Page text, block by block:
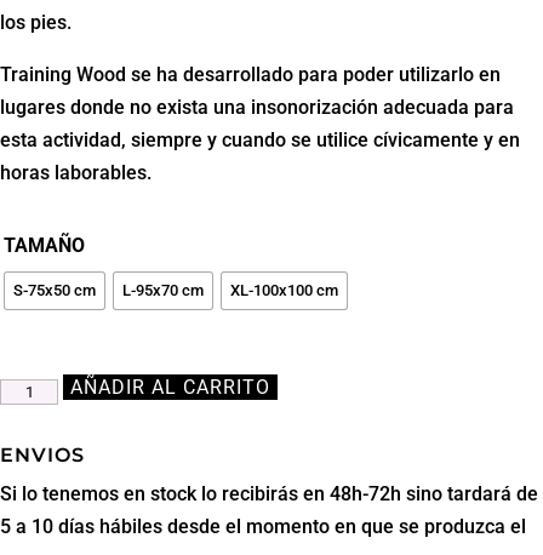
hasta
213,30€
los pies.
Training Wood se ha desarrollado para poder utilizarlo en
lugares donde no exista una insonorización adecuada para
esta actividad, siempre y cuando se utilice cívicamente y en
horas laborables.
TAMAÑO
S-75x50 cm L-95x70 cm XL-100x100 cm
Training
Rígida
cantidad
AÑADIR AL CARRITO
ENVIOS
Si lo tenemos en stock lo recibirás en 48h-72h sino tardará de
5 a 10 días hábiles desde el momento en que se produzca el